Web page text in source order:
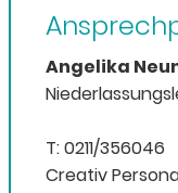
Angelika
T: 0211/356046
Creativ